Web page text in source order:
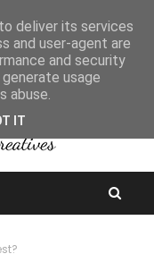
deliver its services
and user-agent are
and security
usage
abuse.
IT